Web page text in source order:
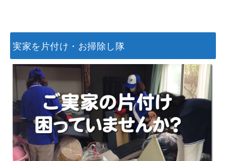
実家を片付け・お掃除し隊